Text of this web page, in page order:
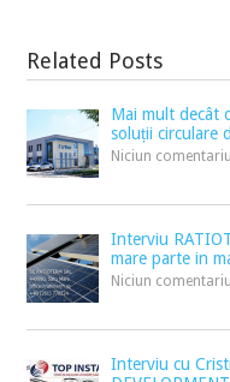
Related Posts
Mai mult decât
soluții circulare
Niciun comentariu
Interviu
mare parte in
Niciun comentariu
Interviu cu